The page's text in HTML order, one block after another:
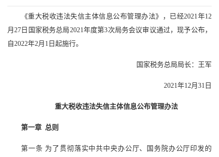
《重大税收违法失信主体信息公布管理办法》，已经2021年12
月27日国家税务总局2021年度第3次局务会议审议通过，现予公布，
自2022年2月1日起施行。
国家税务总局局长：王军
2021年12月31日
重大税收违法失信主体信息公布管理办法
第一章 总则
第一条 为了贯彻落实中共中央办公厅、国务院办公厅印发的